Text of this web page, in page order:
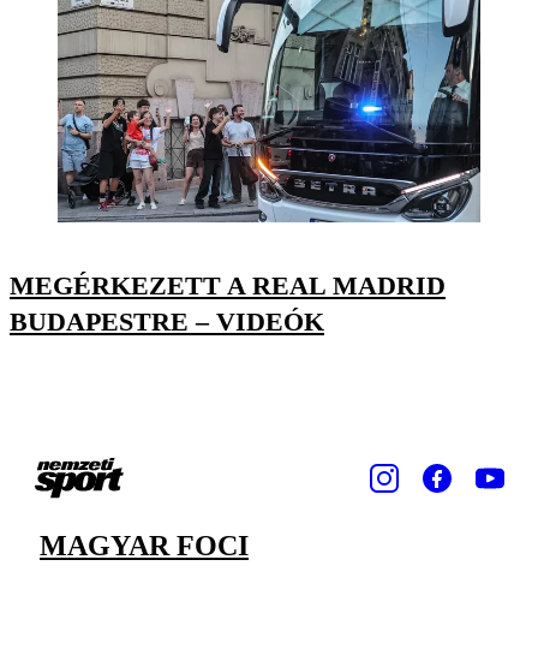
MEGÉRKEZETT A REAL MADRID
BUDAPESTRE – VIDEÓK
MAGYAR FOCI